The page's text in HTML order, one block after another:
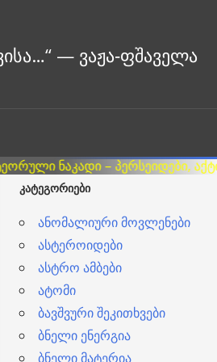
ᲙᲐᲢᲔᲒᲝᲠᲘᲔᲑᲘ
ანომალიური მოვლენები
ასტეროიდები
ასტრო ამბები
ატომი
ბავშვური შეკითხვები
ბნელი ენერგია
ბნელი მატერია